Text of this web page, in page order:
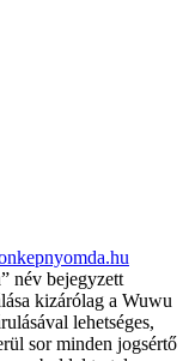
név bejegyzett
kizárólag a Wuwu
lehetséges,
sor minden jogsértő